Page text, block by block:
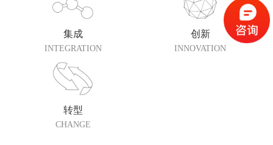
集成
INTEGRATION
创新
INNOVATION
转型
CHANGE